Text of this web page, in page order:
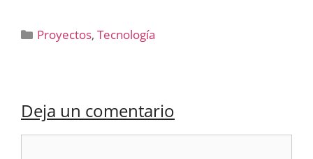
Categorías
Proyectos,Tecnología
Deja un comentario